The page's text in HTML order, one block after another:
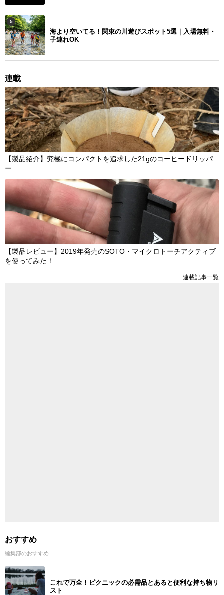
5
海より空いてる！関東の川遊びスポット5選｜入場無料・
子連れOK
連載
【製品紹介】究極にコンパクトを追求した21gのコーヒードリッパ
ー
【製品レビュー】2019年発売のSOTO・マイクロトーチアクティブ
を使ってみた！
連載記事一覧
おすすめ
編集部のおすすめ
これで万全！ピクニックの必需品とあると便利な持ち物リ
スト